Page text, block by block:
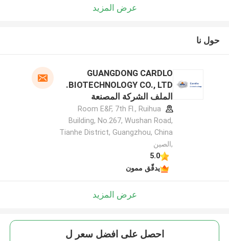
عرض المزيد
حول نا
GUANGDONG CARDLO
BIOTECHNOLOGY CO., LTD.
الملف الشركة المصنعة
Room E&F, 7th Fl., Ruihua
Building, No.267, Wushan Road,
Tianhe District, Guangzhou, China
,الصين
5.0
يدقّق ممون
عرض المزيد
احصل على افضل سعر ل